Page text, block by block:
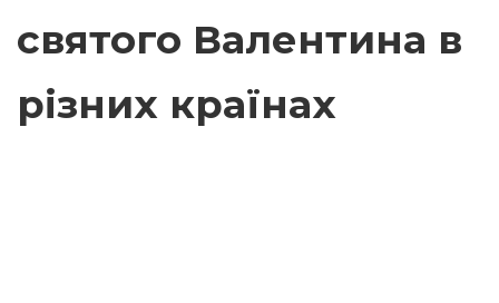
святого Валентина в
різних країнах